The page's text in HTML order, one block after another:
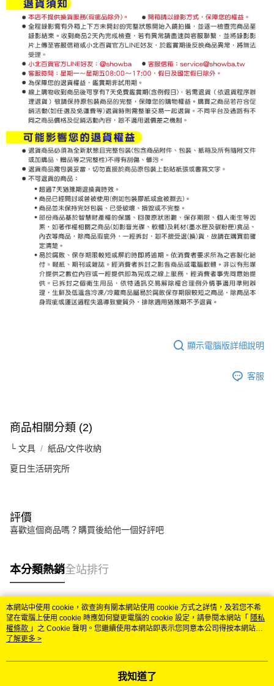
顯示電腦版詳細說明
客服
商品相關分類 (2)
└ 文具 紙品/文件收納
夏日生活研究所
評價
喜歡這個商品嗎？購買後給他一個好評吧
本分類熱銷全站排行
熱門標籤
本網站中使用 cookie，欲查詢有關本網站使用 cookie 方式之詳情，及若您不希
望在電腦上使用 cookie 時應如何變更電腦的 cookie 設定，請參閱本網站「 隱私
權條款 」之 Cookie 聲明。您繼續使用本網站即表示您同意本公司得按本網站使
用條款之 Cookie 聲明使用 cookie。
了解更多 >
我知道了